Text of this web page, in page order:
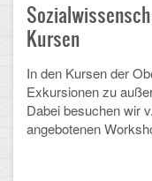
ORGANISATION
Abitur
Freistellung/
Kursen
In den Kursen der
Exkursionen zu
Dabei besuchen wir
angebotenen